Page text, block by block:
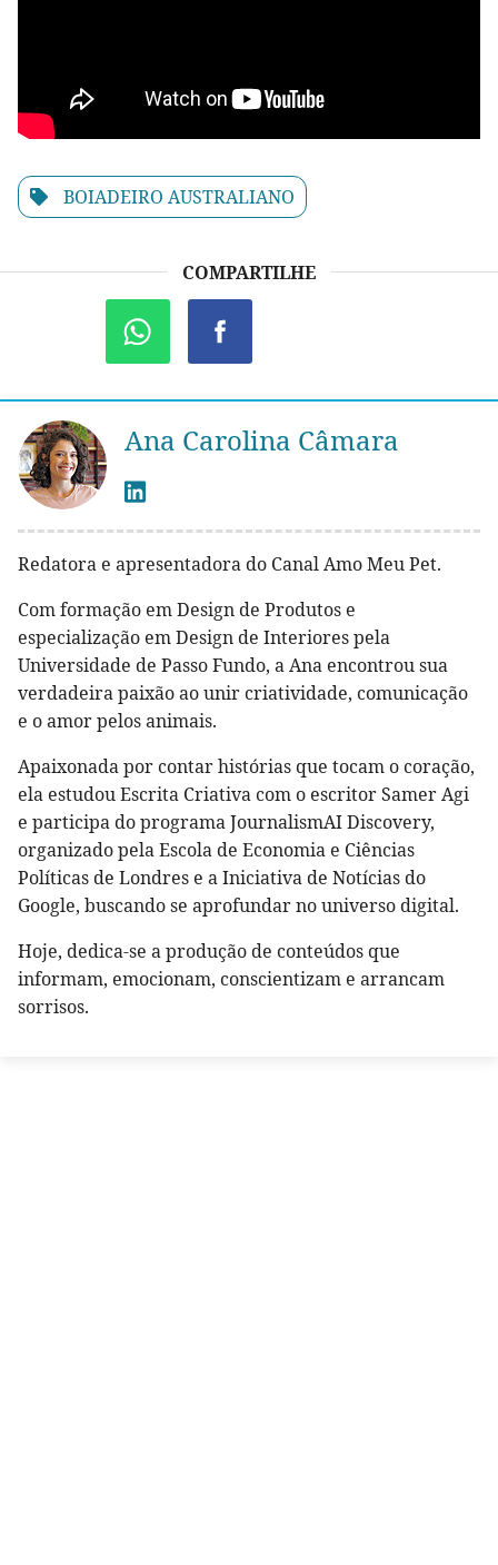
BOIADEIRO AUSTRALIANO
COMPARTILHE
Ana Carolina Câmara
Redatora e apresentadora do Canal Amo Meu Pet.
Com formação em Design de Produtos e
especialização em Design de Interiores pela
Universidade de Passo Fundo, a Ana encontrou sua
verdadeira paixão ao unir criatividade, comunicação
e o amor pelos animais.
Apaixonada por contar histórias que tocam o coração,
ela estudou Escrita Criativa com o escritor Samer Agi
e participa do programa JournalismAI Discovery,
organizado pela Escola de Economia e Ciências
Políticas de Londres e a Iniciativa de Notícias do
Google, buscando se aprofundar no universo digital.
Hoje, dedica-se a produção de conteúdos que
informam, emocionam, conscientizam e arrancam
sorrisos.